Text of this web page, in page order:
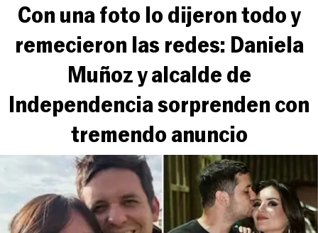
Con una foto lo dijeron todo y
remecieron las redes: Daniela
Muñoz y alcalde de
Independencia sorprenden con
tremendo anuncio